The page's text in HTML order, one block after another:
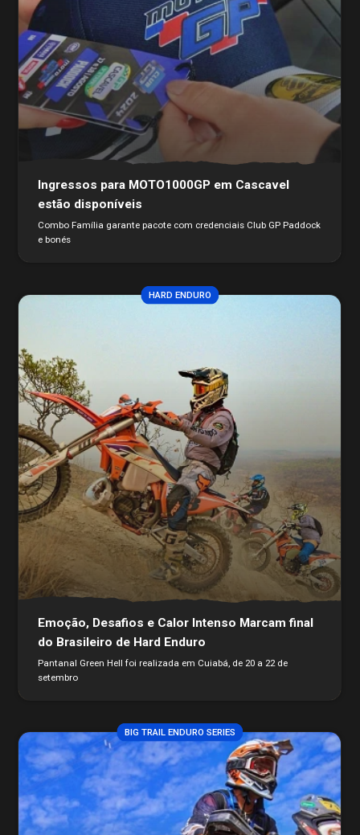
Ingressos para MOTO1000GP em Cascavel
estão disponíveis
Combo Família garante pacote com credenciais Club GP Paddock
e bonés
Emoção, Desafios e Calor Intenso Marcam final
do Brasileiro de Hard Enduro
Pantanal Green Hell foi realizada em Cuiabá, de 20 a 22 de
setembro
HARD ENDURO
BIG TRAIL ENDURO SERIES